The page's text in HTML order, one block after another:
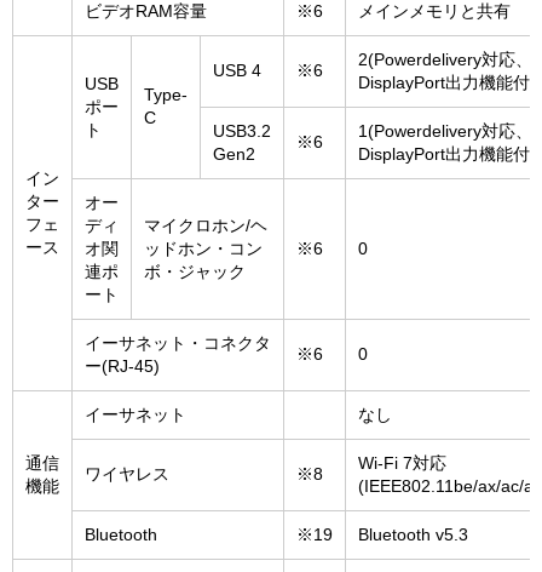
ビデオRAM容量 ※6 メインメモリと共有
イン
ター
フェ
ース
USB
ポー
ト
Type-
C
USB 4 ※6
2(Powerdelivery対応、
DisplayPort出力機能付
USB3.2
Gen2
※6
1(Powerdelivery対応、
DisplayPort出力機能付
オー
ディ
オ関
連ポ
ート
マイクロホン/ヘ
ッドホン・コン
ボ・ジャック
※6 0
イーサネット・コネクタ
ー(RJ-45)
※6 0
通信
機能
イーサネット なし
ワイヤレス ※8
Wi-Fi 7対応
(IEEE802.11be/ax/ac/
Bluetooth ※19 Bluetooth v5.3